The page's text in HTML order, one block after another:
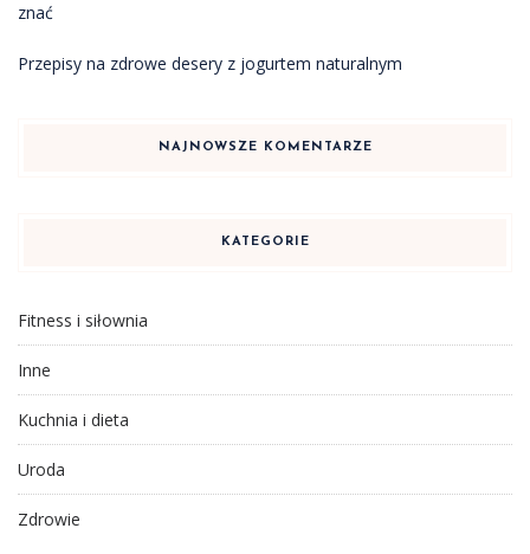
znać
Przepisy na zdrowe desery z jogurtem naturalnym
NAJNOWSZE KOMENTARZE
KATEGORIE
Fitness i siłownia
Inne
Kuchnia i dieta
Uroda
Zdrowie